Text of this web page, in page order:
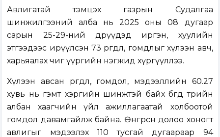
Авлигатай тэмцэх газрын Судалгаа
шинжилгээний алба нь 2025 оны 08 дугаар
сарын 25-29-ний өдрүүдэд иргэн, хуулийн
этгээдээс ирүүлсэн 73 өргөдөл, гомдлыг хүлээн авч,
харьяалах чиг үүргийн нэгжид хүргүүллээ.
Хүлээн авсан өргөдөл, гомдол, мэдээллийн 60.27
хувь нь гэмт хэргийн шинжтэй байх бөгөөд төрийн
албан хаагчийн үйл ажиллагаатай холбоотой
гомдол давамгайлж байна. Өнгөрсөн долоо хоногт
авлигыг мэдээлэх 110 тусгай дугаараар 94